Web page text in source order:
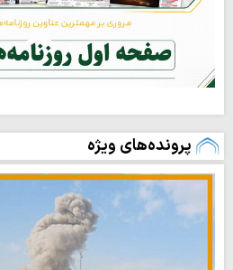
پرونده‌های ویژه